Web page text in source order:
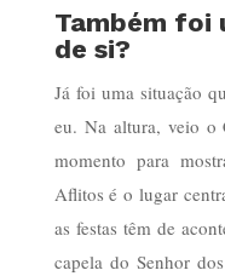
Também foi
de si?
Já foi uma situação
eu. Na altura, veio o
momento para
Aflitos é o lugar
as festas têm de
capela do Senhor